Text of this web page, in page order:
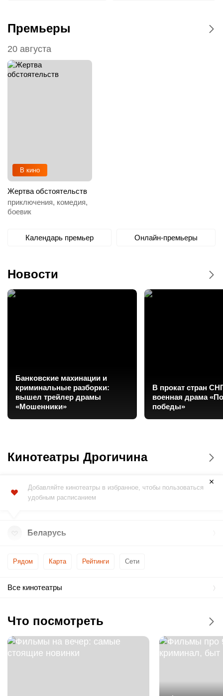
Премьеры
Календарь премьер Онлайн-премьеры
20 августа
В кино
Жертва обстоятельств
приключения, комедия,
боевик
Новости
Банковские махинации и
криминальные разборки:
вышел трейлер драмы
«Мошенники»
В прокат стран
военная драма
победы»
Кинотеатры Дрогичина
Рядом Карта Рейтинги Сети
Добавляйте кинотеатры в избранное, чтобы пользоваться
удобным расписанием
Беларусь
Все кинотеатры
Что посмотреть